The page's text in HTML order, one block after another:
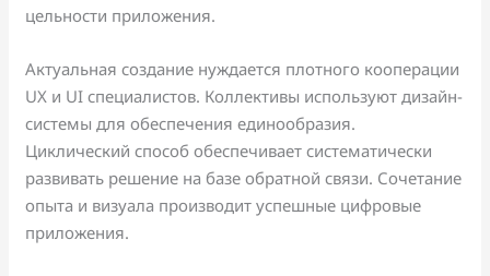
цельности приложения.
Актуальная создание нуждается плотного кооперации
UX и UI специалистов. Коллективы используют дизайн-
системы для обеспечения единообразия.
Циклический способ обеспечивает систематически
развивать решение на базе обратной связи. Сочетание
опыта и визуала производит успешные цифровые
приложения.